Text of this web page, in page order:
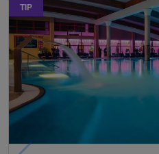
TIP